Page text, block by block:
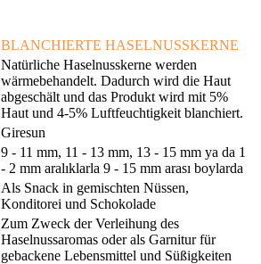
BLANCHIERTE HASELNUSSKERNE
Natürliche Haselnusskerne werden
wärmebehandelt. Dadurch wird die Haut
abgeschält und das Produkt wird mit 5%
Haut und 4-5% Luftfeuchtigkeit blanchiert.
Giresun
9 - 11 mm, 11 - 13 mm, 13 - 15 mm ya da 1
- 2 mm aralıklarla 9 - 15 mm arası boylarda
Als Snack in gemischten Nüssen,
Konditorei und Schokolade
Zum Zweck der Verleihung des
Haselnussaromas oder als Garnitur für
gebackene Lebensmittel und Süßigkeiten